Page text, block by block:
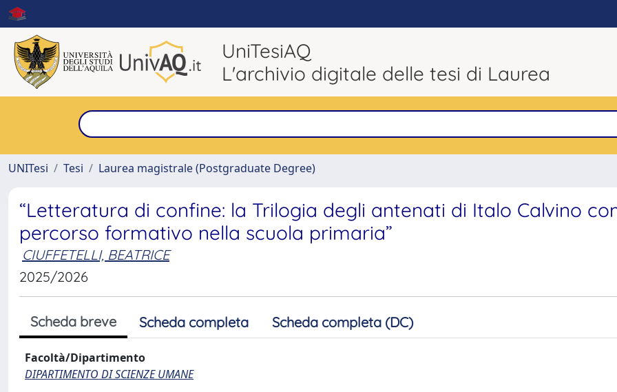
UniTesiAQ
L'archivio digitale delle tesi di Laurea
UNITesi
Tesi Laurea magistrale (Postgraduate Degree)
“Letteratura di confine: la Trilogia degli antenati di Italo Calvino
percorso formativo nella scuola primaria”
CIUFFETELLI, BEATRICE
2025/2026
Scheda breve Scheda completa Scheda completa (DC)
Facoltà/Dipartimento
DIPARTIMENTO DI SCIENZE UMANE